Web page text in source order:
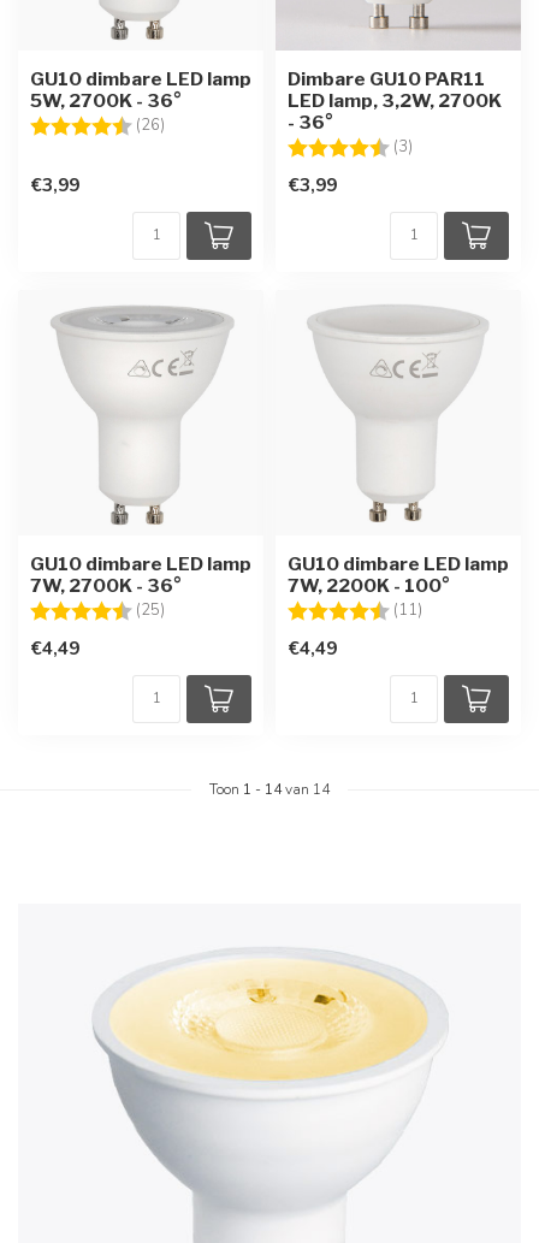
GU10 dimbare LED lamp
5W, 2700K - 36°
Beoordeling: (26)
€3,99
Dimbare GU10 PAR11
LED lamp, 3,2W, 2700K
- 36°
Beoordeling: (3)
€3,99
GU10 dimbare LED lamp
7W, 2700K - 36°
Beoordeling: (25)
€4,49
GU10 dimbare LED lamp
7W, 2200K - 100°
Beoordeling: (11)
€4,49
Toon 1 - 14van 14